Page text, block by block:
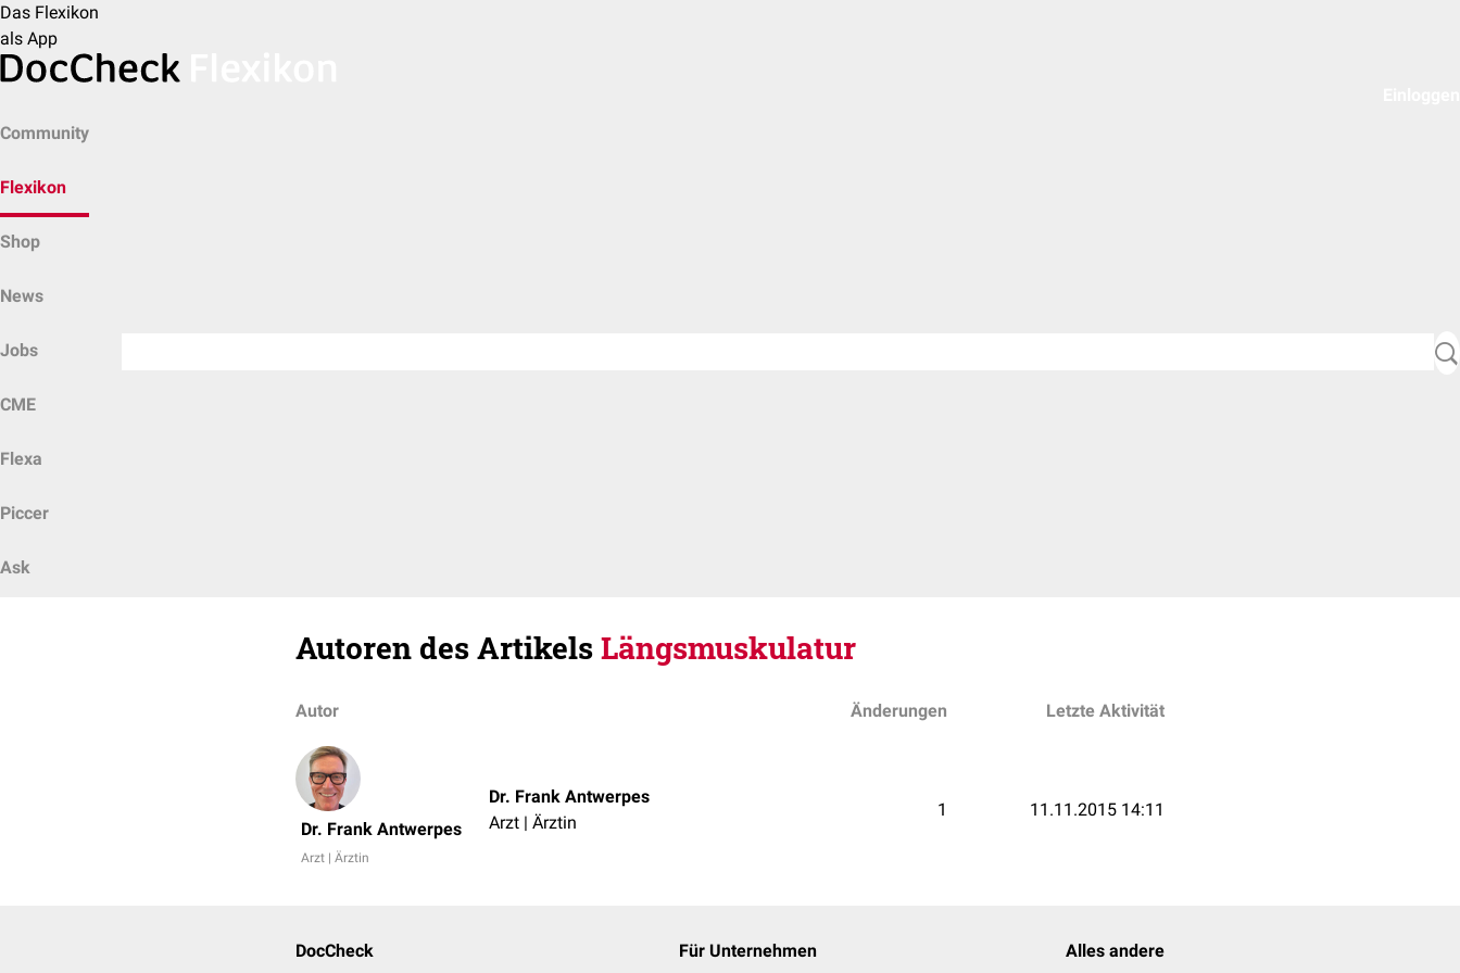
Das Flexikon
als App
Community
Flexikon
Shop
News
Jobs
CME
Flexa
Piccer
Ask
Autoren des ArtikelsLängsmuskulatur
Autor Änderungen Letzte Aktivität
Dr. Frank Antwerpes
Arzt | Ärztin
Dr. Frank Antwerpes
Arzt | Ärztin
1 11.11.2015 14:11
DocCheck Für Unternehmen Alles andere